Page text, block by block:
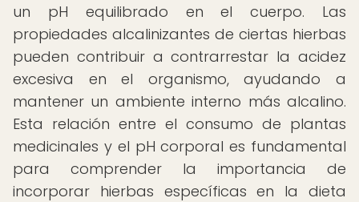
un pH equilibrado en el cuerpo. Las
propiedades alcalinizantes de ciertas hierbas
pueden contribuir a contrarrestar la acidez
excesiva en el organismo, ayudando a
mantener un ambiente interno más alcalino.
Esta relación entre el consumo de plantas
medicinales y el pH corporal es fundamental
para comprender la importancia de
incorporar hierbas específicas en la dieta